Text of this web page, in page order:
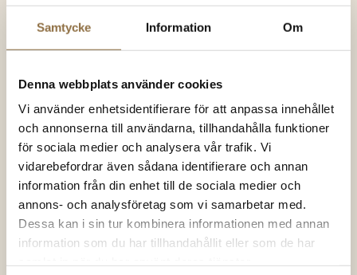
Samtycke Information Om
Denna webbplats använder cookies
Vi använder enhetsidentifierare för att anpassa innehållet
och annonserna till användarna, tillhandahålla funktioner
för sociala medier och analysera vår trafik. Vi
vidarebefordrar även sådana identifierare och annan
information från din enhet till de sociala medier och
annons- och analysföretag som vi samarbetar med.
Dessa kan i sin tur kombinera informationen med annan
information som du har tillhandahållit eller som de har
Hel Svartpeppar
Tellicherry
Betygsatt
63.00kr (100 gram)
630.00kr /kg
KÖP NU
Kryddburk 110 ml
Betygsatt
19.00kr(Styck)
KÖP NU